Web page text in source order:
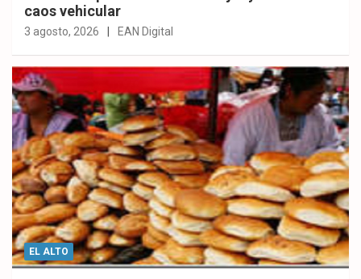
caos vehicular
3 agosto, 2026 EAN Digital
EL ALTO